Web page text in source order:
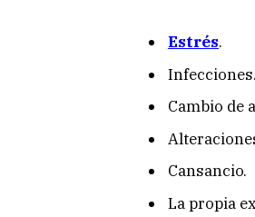
Estrés.
Infecciones.
Cambio de
Cansancio.
La propia